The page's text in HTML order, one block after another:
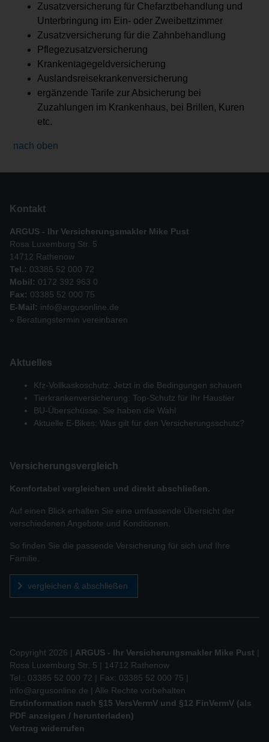
Zusatzversicherung für Chefarztbehandlung und
Unterbringung im Ein- oder Zweibettzimmer
Zusatzversicherung für die Zahnbehandlung
Pflegezusatzversicherung
Krankentagegeldversicherung
Auslandsreisekrankenversicherung
ergänzende Tarife zur Absicherung bei
Zuzahlungen im Krankenhaus, bei Brillen, Kuren
etc.
nach oben
Kontakt
ARGUS - Ihr Versicherungsmakler Mike Pust
Rosa Luxemburg Str. 5
14712 Rathenow
Tel.: 03385 52 000 72
Mobil: 0172 392 963 0
Fax: 03385 52 000 75
E-Mail: info@argusonline.de
» Beratungstermin vereinbaren
Aktuelles
Kfz-Vollkaskoschutz: Jetzt in die Bedingungen schauen
Tierkrankenversicherung: Top-Schutz für Ihr Haustier
BU-Überschüsse: Sie haben die Wahl
Aktuelle E-Bikes: Was gilt für den Versicherungsschutz?
Versicherungs­vergleich
Komfortabel vergleichen und direkt abschließen.
Auf einen Blick erhalten Sie eine umfassende Übersicht der
verschiedenen Angebote und Konditionen.
So finden Sie die passende Versicherung für sich und Ihre
Familie.
vergleichen & abschließen
Copyright 2026 | ARGUS - Ihr Versicherungsmakler Mike Pust |
Rosa Luxemburg Str. 5 | 14712 Rathenow
Tel.: 03385 52 000 72 | Fax: 03385 52 000 75 |
info@argusonline.de | Alle Rechte vorbehalten
Erstinformation nach §15 VersVermV und §12 FinVermV (als
PDF anzeigen / herunterladen)
Vertrag widerrufen